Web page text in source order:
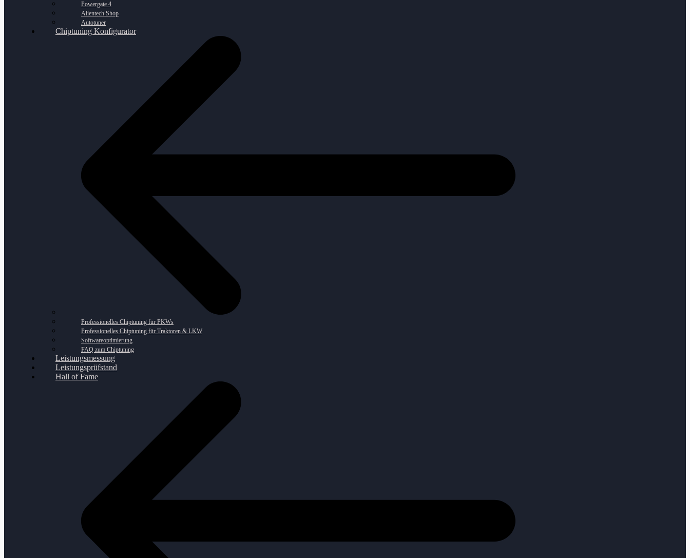
Powergate 4
Alientech Shop
Autotuner
Chiptuning Konfigurator
Professionelles Chiptuning für PKWs
Professionelles Chiptuning für Traktoren & LKW
Softwareoptimierung
FAQ zum Chiptuning
Leistungsmessung
Leistungsprüfstand
Hall of Fame